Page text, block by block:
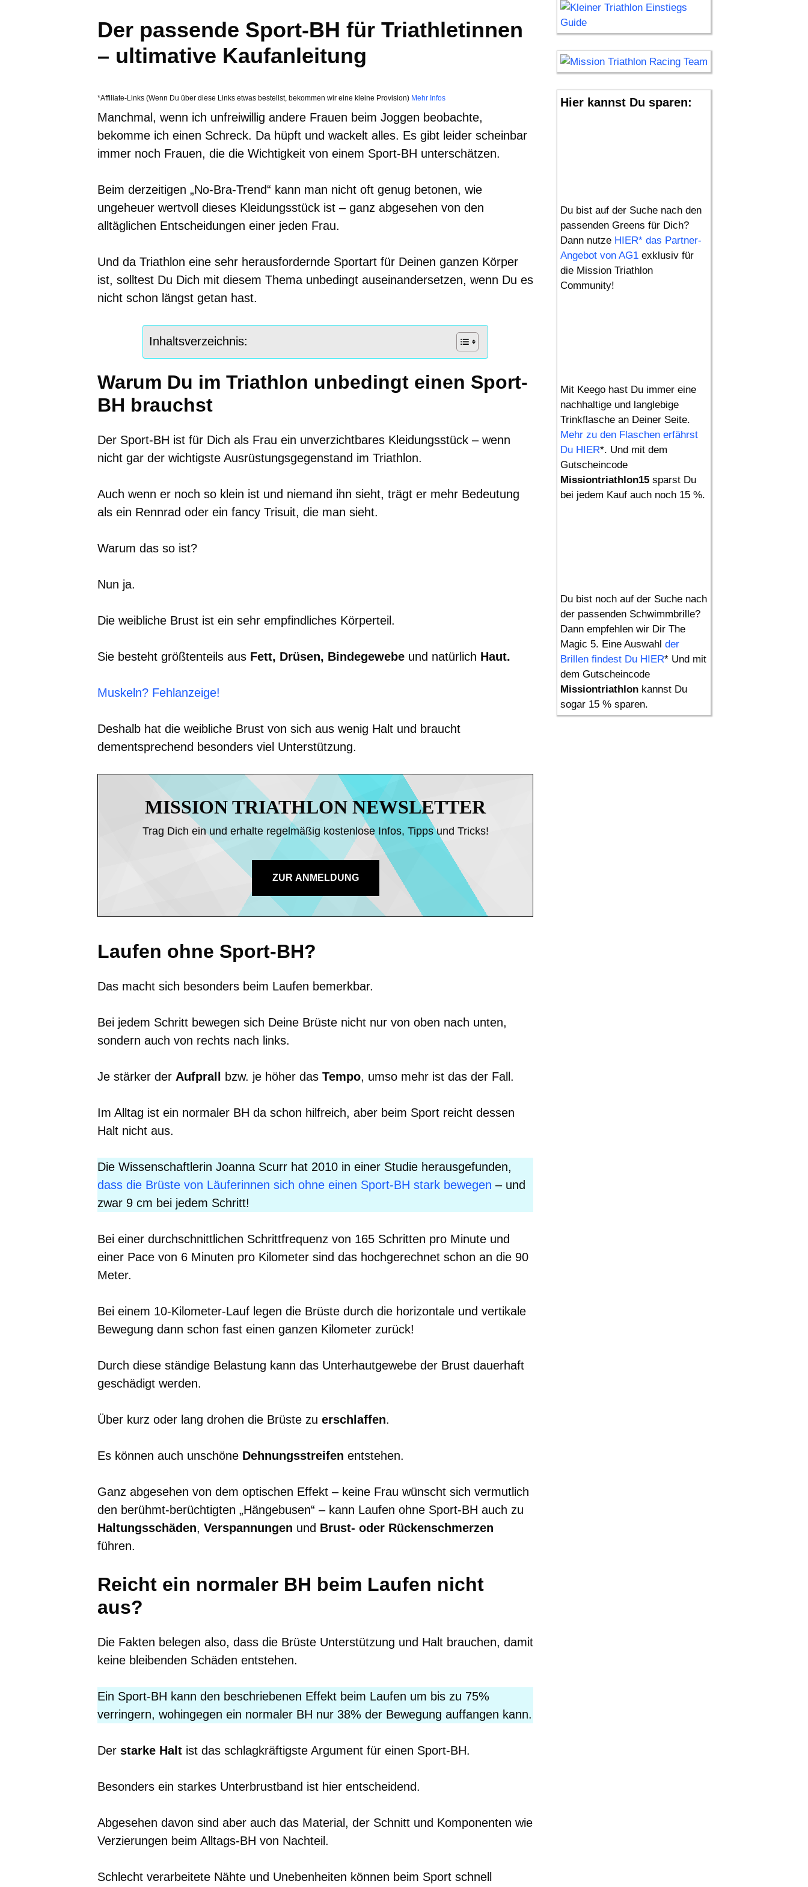
Der passende Sport-BH für Triathletinnen
– ultimative Kaufanleitung
*Affiliate-Links (Wenn Du über diese Links etwas bestellst, bekommen wir eine kleine Provision) Mehr Infos
Manchmal, wenn ich unfreiwillig andere Frauen beim Joggen beobachte,
bekomme ich einen Schreck. Da hüpft und wackelt alles. Es gibt leider scheinbar
immer noch Frauen, die die Wichtigkeit von einem Sport-BH unterschätzen.
Beim derzeitigen „No-Bra-Trend“ kann man nicht oft genug betonen, wie
ungeheuer wertvoll dieses Kleidungsstück ist – ganz abgesehen von den
alltäglichen Entscheidungen einer jeden Frau.
Und da Triathlon eine sehr herausfordernde Sportart für Deinen ganzen Körper
ist, solltest Du Dich mit diesem Thema unbedingt auseinandersetzen, wenn Du es
nicht schon längst getan hast.
Inhaltsverzeichnis:
Warum Du im Triathlon unbedingt einen Sport-
BH brauchst
Der Sport-BH ist für Dich als Frau ein unverzichtbares Kleidungsstück – wenn
nicht gar der wichtigste Ausrüstungsgegenstand im Triathlon.
Auch wenn er noch so klein ist und niemand ihn sieht, trägt er mehr Bedeutung
als ein Rennrad oder ein fancy Trisuit, die man sieht.
Warum das so ist?
Nun ja.
Die weibliche Brust ist ein sehr empfindliches Körperteil.
Sie besteht größtenteils aus Fett, Drüsen, Bindegewebe und natürlich Haut.
Muskeln? Fehlanzeige!
Deshalb hat die weibliche Brust von sich aus wenig Halt und braucht
dementsprechend besonders viel Unterstützung.
MISSION TRIATHLON NEWSLETTER
Trag Dich ein und erhalte regelmäßig kostenlose Infos, Tipps und Tricks!
ZUR ANMELDUNG
Laufen ohne Sport-BH?
Das macht sich besonders beim Laufen bemerkbar.
Bei jedem Schritt bewegen sich Deine Brüste nicht nur von oben nach unten,
sondern auch von rechts nach links.
Je stärker der Aufprall bzw. je höher das Tempo, umso mehr ist das der Fall.
Im Alltag ist ein normaler BH da schon hilfreich, aber beim Sport reicht dessen
Halt nicht aus.
Die Wissenschaftlerin Joanna Scurr hat 2010 in einer Studie herausgefunden,
dass die Brüste von Läuferinnen sich ohne einen Sport-BH stark bewegen – und
zwar 9 cm bei jedem Schritt!
Bei einer durchschnittlichen Schrittfrequenz von 165 Schritten pro Minute und
einer Pace von 6 Minuten pro Kilometer sind das hochgerechnet schon an die 90
Meter.
Bei einem 10-Kilometer-Lauf legen die Brüste durch die horizontale und vertikale
Bewegung dann schon fast einen ganzen Kilometer zurück!
Durch diese ständige Belastung kann das Unterhautgewebe der Brust dauerhaft
geschädigt werden.
Über kurz oder lang drohen die Brüste zu erschlaffen.
Es können auch unschöne Dehnungsstreifen entstehen.
Ganz abgesehen von dem optischen Effekt – keine Frau wünscht sich vermutlich
den berühmt-berüchtigten „Hängebusen“ – kann Laufen ohne Sport-BH auch zu
Haltungsschäden, Verspannungen und Brust- oder Rückenschmerzen
führen.
Reicht ein normaler BH beim Laufen nicht
aus?
Die Fakten belegen also, dass die Brüste Unterstützung und Halt brauchen, damit
keine bleibenden Schäden entstehen.
Ein Sport-BH kann den beschriebenen Effekt beim Laufen um bis zu 75%
verringern, wohingegen ein normaler BH nur 38% der Bewegung auffangen kann.
Der starke Halt ist das schlagkräftigste Argument für einen Sport-BH.
Besonders ein starkes Unterbrustband ist hier entscheidend.
Abgesehen davon sind aber auch das Material, der Schnitt und Komponenten wie
Verzierungen beim Alltags-BH von Nachteil.
Schlecht verarbeitete Nähte und Unebenheiten können beim Sport schnell
Hier kannst Du sparen:
Du bist auf der Suche nach den
passenden Greens für Dich?
Dann nutze HIER* das Partner-
Angebot von AG1 exklusiv für
die Mission Triathlon
Community!
Mit Keego hast Du immer eine
nachhaltige und langlebige
Trinkflasche an Deiner Seite.
Mehr zu den Flaschen erfährst
Du HIER*. Und mit dem
Gutscheincode
Missiontriathlon15 sparst Du
bei jedem Kauf auch noch 15 %.
Du bist noch auf der Suche nach
der passenden Schwimmbrille?
Dann empfehlen wir Dir The
Magic 5. Eine Auswahl der
Brillen findest Du HIER* Und mit
dem Gutscheincode
Missiontriathlon kannst Du
sogar 15 % sparen.